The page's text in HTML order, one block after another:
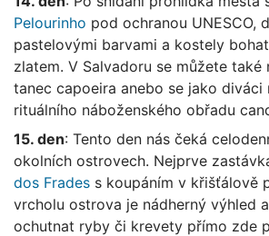
Pelourinho pod ochranou UNESCO,
pastelovými barvami a kostely
zlatem. V Salvadoru se můžete
tanec capoeira anebo se jako diváci
rituálního náboženského obřadu
15. den: Tento den nás čeká
okolních ostrovech. Nejprve
dos Frades s koupáním v křišťálově
vrcholu ostrova je nádherný výhled
ochutnat ryby či krevety přímo zde